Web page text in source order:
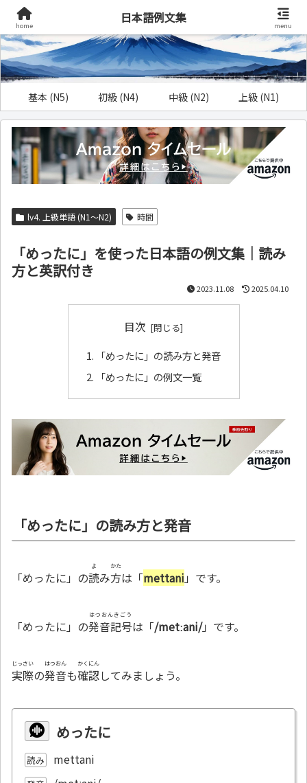
基本 (N5) 初級 (N4) 中級 (N2) 上級 (N1)
lv4. 上級単語 (N1～N2) 時間
「めったに」を使った日本語の例文集｜読み
方と英訳付き
2023.11.08 2025.04.10
目次
「めったに」の読み方と発音
「めったに」の例文一覧
「めったに」の読み方と発音
「めったに」の読
よ
み方
かた
は「mettani 」です。
「めったに」の発音記号
はつおんきごう
は「/metːani/」です。
実際
じっさい
の発音
はつおん
も確認
かくにん
してみましょう。
めったに
読み mettani
home
日本語例文集
menu